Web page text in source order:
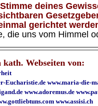
deines
gerichtet
die uns vom Himmel
kath. Webseiten von:
Eucharistie.de www.maria-die-
www.adoremus.de
www.assisi.ch